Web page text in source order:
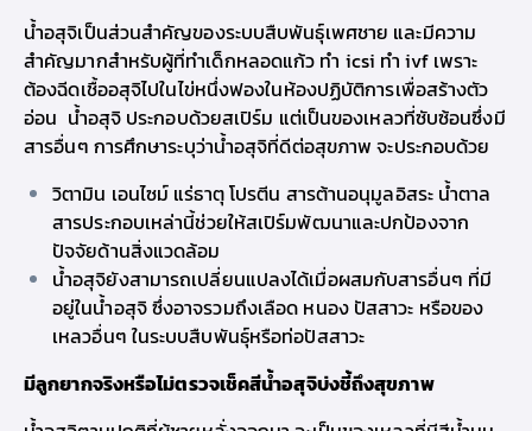
น้ำอสุจิเป็นส่วนสำคัญของระบบสืบพันธุ์เพศชาย และมีความ
สำคัญมากสำหรับผู้ที่ทำเด็กหลอดแก้ว ทำ icsi ทำ ivfเพราะ
ต้องฉีดเชื้ออสุจิไปในไข่หนึ่งฟองในห้องปฏิบัติการเพื่อสร้างตัว
อ่อน น้ำอสุจิ ประกอบด้วยสเปิร์ม แต่เป็นของเหลวที่ซับซ้อนซึ่งมี
สารอื่นๆ การศึกษาระบุว่าน้ำอสุจิที่ดีต่อสุขภาพ จะประกอบด้วย
วิตามิน เอนไซม์ แร่ธาตุ โปรตีน สารต้านอนุมูลอิสระ น้ำตาล
สารประกอบเหล่านี้ช่วยให้สเปิร์มพัฒนาและปกป้องจาก
ปัจจัยด้านสิ่งแวดล้อม
น้ำอสุจิยังสามารถเปลี่ยนแปลงได้เมื่อผสมกับสารอื่นๆ ที่มี
อยู่ในน้ำอสุจิ ซึ่งอาจรวมถึงเลือด หนอง ปัสสาวะ หรือของ
เหลวอื่นๆ ในระบบสืบพันธุ์หรือท่อปัสสาวะ
มีลูกยากจริงหรือไม่ตรวจเช็คสีน้ำอสุจิบ่งชี้ถึงสุขภาพ